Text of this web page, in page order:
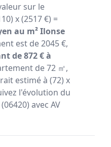
sur le
x (2517 €) =
au m² Ilonse
est de 2045 €,
de 872 € à
de 72 ㎡,
estimé à (72) x
l'évolution du
avec AV